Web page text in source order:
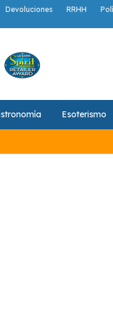
Devoluciones RRHH
Esoterismo